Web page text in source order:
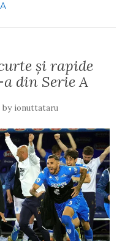
și rapide
din Serie A
by ionuttataru